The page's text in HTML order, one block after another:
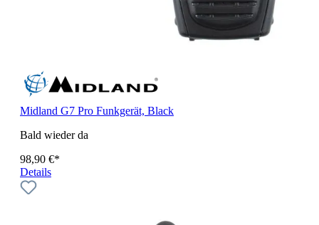
Midland G7 Pro Funkgerät, Black
Bald wieder da
98,90 €*
Details